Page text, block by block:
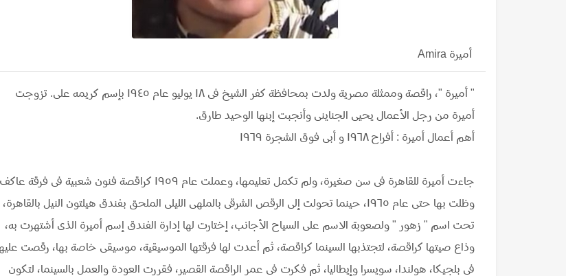
أميرة Amira
" أميرة "، راقصة وممثلة مصرية ولدت بمحافظة كفر الشيخ فى ١٨ يوليو عام ١٩٤٥ بإسم كريمه على. تزوجت
أميرة من رجل الأعمال يحيى الجناينى وأنجبت إبنها الوحيد طارق.
أهم أعمال أميرة : أفراح ١٩٦٨ و أبى فوق الشجرة ١٩٦٩
جاءت أميرة للقاهرة فى سن صغيرة، ولم تكمل تعليمها، وعملت عام ١٩٥٩ كراقصة فنون شعبية فى فرقة
وظلت بها حتى عام ١٩٦٥، حينما تحولت إلى الرقص الشرقى بالملهى الليلى الملحق بفندق هيلتون النيل بالقاهرة،
تحت اسم " زهور " ولصعوبة الاسم على السياح الأجانب، إختارت لها إدارة الفندق إسم أميرة الذى أشتهرت به،
وذاع صيتها كراقصة، لتجتذبها السينما كراقصة، ثم أعدت لها فرقتها الموسيقية، موسيقى خاصة بها، رقصت
فى بلجيكا، هولندا، سويسرا وإيطاليا، ثم فكرت فى عمر الراقصة القصير، فقررت العودة والعمل بالسينما، لتكون